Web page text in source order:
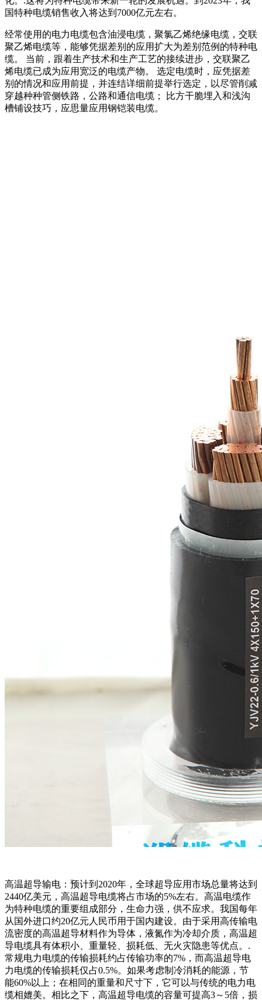
国特种电缆销售收入将达到7000亿元左右。
经常使用的电力电缆包含油浸电缆，聚氯乙烯绝缘电缆，交联
聚乙烯电缆等，能够凭据差别的应用扩大为差别范例的特种电
缆。 当前，跟着生产技术和生产工艺的接续进步，交联聚乙
烯电缆已成为应用宽泛的电缆产物。 选定电缆时，应凭据差
别的情况和应用前提，并连结详细前提举行选定，以尽管削减
穿越种种管侧铁路，公路和通信电缆； 比方干脆埋入和浅沟
槽铺设技巧，应思量应用钢铠装电缆。
高温超导输电：预计到2020年，全球超导应用市场总量将达到
2440亿美元，高温超导电缆将占市场的5%左右。高温电缆作
为特种电缆的重要组成部分，生命力强，供不应求。我国每年
从国外进口约20亿元人民币用于国内建设。由于采用高传输电
流密度的高温超导材料作为导体，液氮作为冷却介质，高温超
导电缆具有体积小、重量轻、损耗低、无火灾隐患等优点。.
常规电力电缆的传输损耗约占传输功率的7%，而高温超导电
力电缆的传输损耗仅占0.5%。如果考虑制冷消耗的能源，节
能60%以上；在相同的重量和尺寸下，它可以与传统的电力电
缆相媲美。相比之下，高温超导电缆的容量可提高3～5倍，损